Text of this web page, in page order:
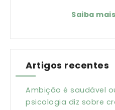
Saiba mais
Artigos recentes
Ambição é saudável
psicologia diz sobre